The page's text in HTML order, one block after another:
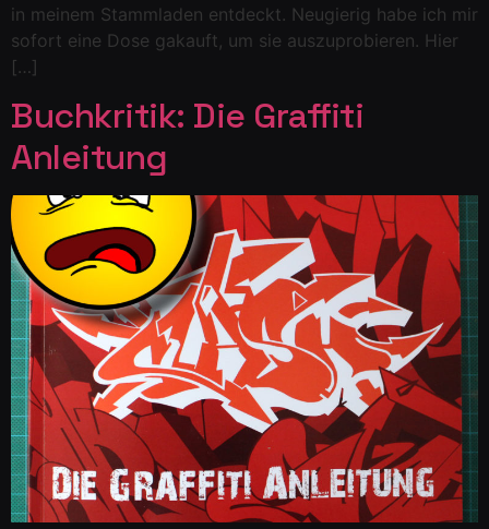
in meinem Stammladen entdeckt. Neugierig habe ich mir
sofort eine Dose gakauft, um sie auszuprobieren. Hier
[…]
Buchkritik: Die Graffiti
Anleitung